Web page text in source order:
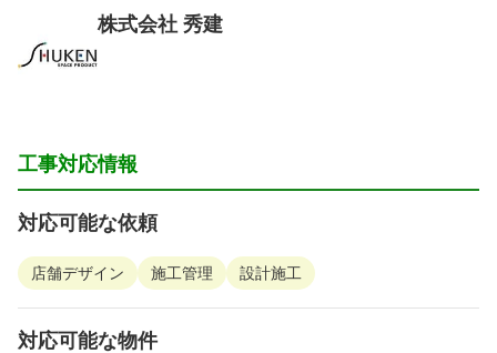
株式会社 秀建
工事対応情報
対応可能な依頼
店舗デザイン 施工管理 設計施工
対応可能な物件